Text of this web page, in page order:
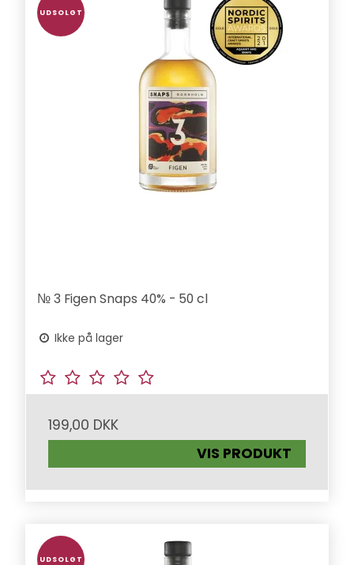
UDSOLGT
№ 3 Figen Snaps 40% - 50 cl
Ikke på lager
199,00 DKK
VIS PRODUKT
UDSOLGT